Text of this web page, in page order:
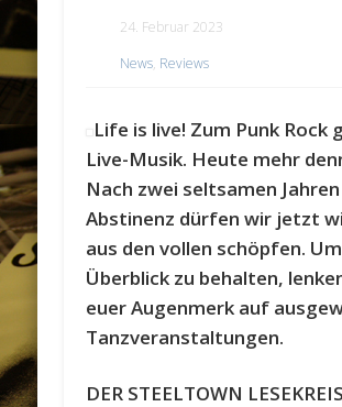
24. Februar 2023
News, Reviews
Life is live! Zum Punk Rock
Live-Musik. Heute mehr
Nach zwei seltsamen
Abstinenz dürfen wir jetzt
aus den vollen schöpfen.
Überblick zu behalten,
euer Augenmerk auf
Tanzveranstaltungen.
DER STEELTOWN LESEKREIS